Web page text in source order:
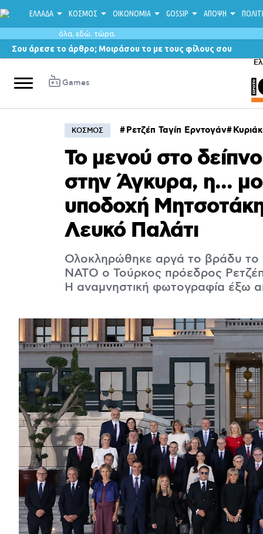
ΕΛΛΑΔΑ ΚΟΣΜΟΣ ΟΙΚΟΝΟΜΙΑ GOSSIP ΑΠΟΨΗ
όλα. εδώ. τώρα.
Σου άρεσε το άρθρο; Μοιράσου το με τους φίλους σου